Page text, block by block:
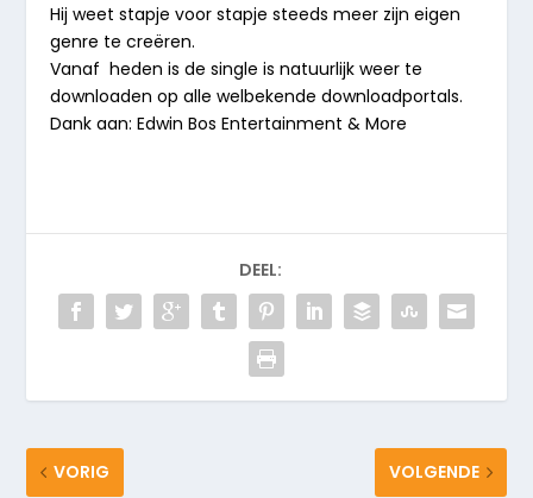
Hij weet stapje voor stapje steeds meer zijn eigen
genre te creëren.
Vanaf heden is de single is natuurlijk weer te
downloaden op alle welbekende downloadportals.
Dank aan: Edwin Bos Entertainment & More
DEEL:
VORIG VOLGENDE